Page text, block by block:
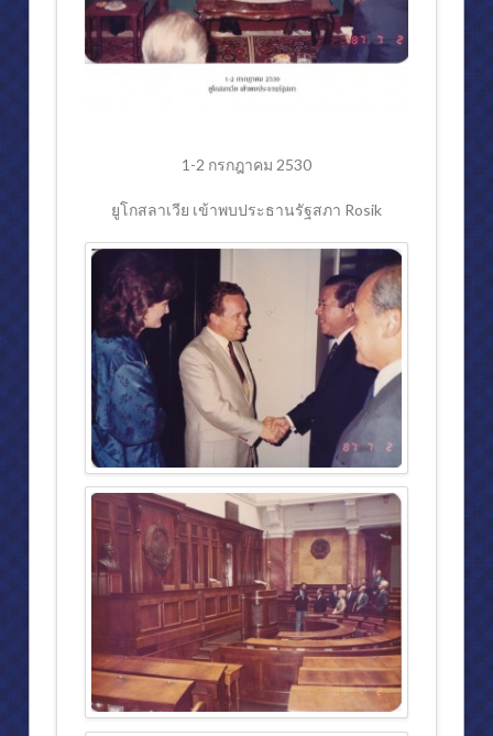
ไลฟ์สไตล์
หลักสำคัญในการดำรงชีวิต (๒)
กิจกรรม
1-2 กรกฎาคม 2530
ยูโกสลาเวีย เข้าพบประธานรัฐสภา Rosik